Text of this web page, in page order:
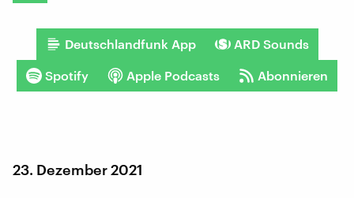
Deutschlandfunk App ARD Sounds
Spotify Apple Podcasts Abonnieren
23. Dezember 2021